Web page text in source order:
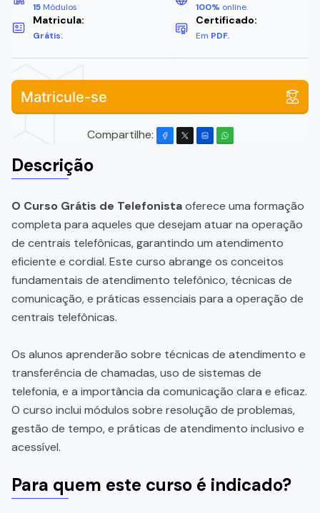
15 Módulos 100% online.
Matricula:
Grátis.
Certificado:
Em PDF.
Matricule-se
Compartilhe:
Descrição
O Curso Grátis de Telefonistaoferece uma formação
completa para aqueles que desejam atuar na operação
de centrais telefônicas, garantindo um atendimento
eficiente e cordial. Este curso abrange os conceitos
fundamentais de atendimento telefônico, técnicas de
comunicação, e práticas essenciais para a operação de
centrais telefônicas.
Os alunos aprenderão sobre técnicas de atendimento e
transferência de chamadas, uso de sistemas de
telefonia, e a importância da comunicação clara e eficaz.
O curso inclui módulos sobre resolução de problemas,
gestão de tempo, e práticas de atendimento inclusivo e
acessível.
Para quem este curso é indicado?